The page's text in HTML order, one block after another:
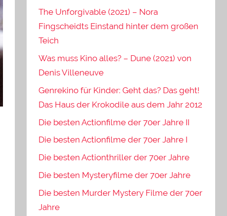
The Unforgivable (2021) – Nora
Fingscheidts Einstand hinter dem großen
Teich
Was muss Kino alles? – Dune (2021) von
Denis Villeneuve
Genrekino für Kinder: Geht das? Das geht!
Das Haus der Krokodile aus dem Jahr 2012
Die besten Actionfilme der 70er Jahre II
Die besten Actionfilme der 70er Jahre I
Die besten Actionthriller der 70er Jahre
Die besten Mysteryfilme der 70er Jahre
Die besten Murder Mystery Filme der 70er
Jahre